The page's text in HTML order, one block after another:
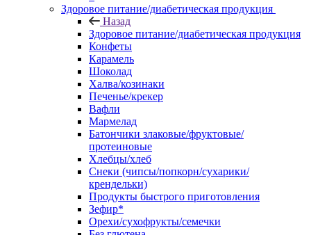
Здоровое питание/диабетическая продукция
Назад
Здоровое питание/диабетическая продукция
Конфеты
Карамель
Шоколад
Халва/козинаки
Печенье/крекер
Вафли
Мармелад
Батончики злаковые/фруктовые/
протеиновые
Хлебцы/хлеб
Снеки (чипсы/попкорн/сухарики/
крендельки)
Продукты быстрого приготовления
Зефир*
Орехи/сухофрукты/семечки